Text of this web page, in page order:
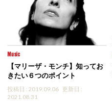
Music
【マリーザ・モンチ】知ってお
きたい６つのポイント
投稿日 : 2019.09.06 更新日 :
2021.08.31